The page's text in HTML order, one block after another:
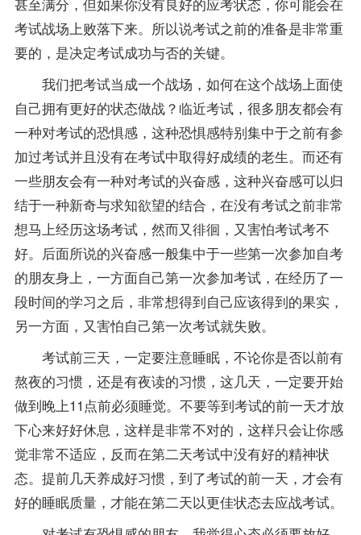
考试战场上败落下来。所以说考试之前的准备是非常重
要的，是决定考试成功与否的关键。
我们把考试当成一个战场，如何在这个战场上面使
自己拥有更好的状态做战？临近考试，很多朋友都会有
一种对考试的恐惧感，这种恐惧感特别集中于之前有参
加过考试并且没有在考试中取得好成绩的老生。而还有
一些朋友会有一种对考试的兴奋感，这种兴奋感可以归
结于一种新奇与求知欲望的结合，在没有考试之前非常
想马上经历这场考试，然而又徘徊，又害怕考试考不
好。后面所说的兴奋感一般集中于一些第一次参加自考
的朋友身上，一方面自己第一次参加考试，在经历了一
段时间的学习之后，非常想得到自己应该得到的果实，
另一方面，又害怕自己第一次考试就失败。
考试前三天，一定要注意睡眠，不论你是否以前有
熬夜的习惯，还是有夜读的习惯，这几天，一定要开始
做到晚上11点前必须睡觉。不要等到考试的前一天才放
下心来好好休息，这样是非常不对的，这样只会让你感
觉非常不适应，反而在第二天考试中没有好的精神状
态。提前几天养成好习惯，到了考试的前一天，才会有
好的睡眠质量，才能在第二天以更佳状态去应战考试。